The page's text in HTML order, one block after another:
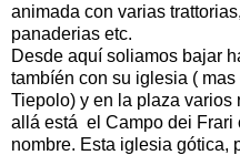
animada con varias
panaderias etc.
Desde aquí soliamos bajar
tambíén con su iglesia (
Tiepolo) y en la plaza varios
allá está el Campo dei Frari
nombre. Esta iglesia gótica,